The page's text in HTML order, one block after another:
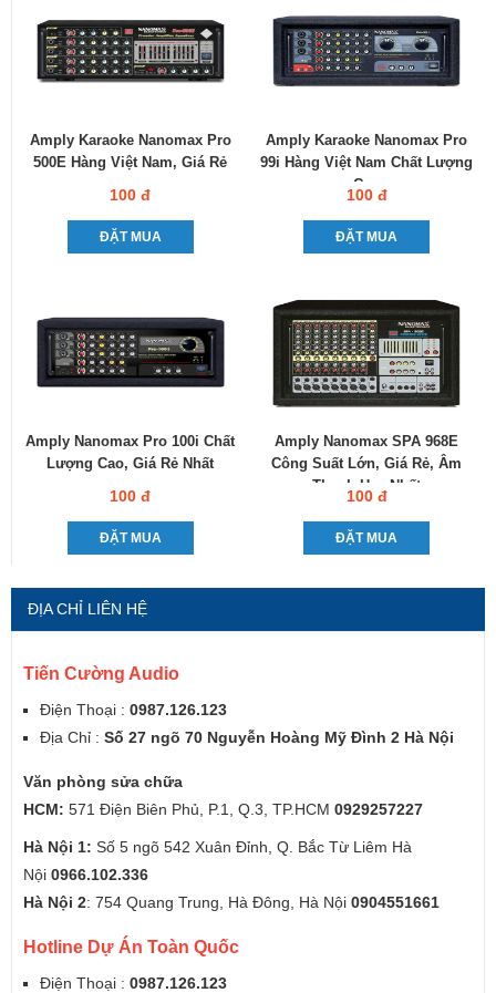
Amply Karaoke Nanomax Pro
500E Hàng Việt Nam, Giá Rẻ
100 đ
ĐẶT MUA
Amply Karaoke Nanomax Pro
99i Hàng Việt Nam Chất Lượng
Cao
100 đ
ĐẶT MUA
Amply Nanomax Pro 100i Chất
Lượng Cao, Giá Rẻ Nhất
100 đ
ĐẶT MUA
Amply Nanomax SPA 968E
Công Suất Lớn, Giá Rẻ, Âm
Thanh Hay Nhất
100 đ
ĐẶT MUA
ĐỊA CHỈ LIÊN HỆ
Tiến Cường Audio
Điện Thoại : 0987.126.123
Địa Chỉ : Số 27 ngõ 70 Nguyễn Hoàng Mỹ Đình 2 Hà Nội
Văn phòng sửa chữa
HCM: 571 Điện Biên Phủ, P.1, Q.3, TP.HCM 0929257227
Hà Nội 1: Số 5 ngõ 542 Xuân Đỉnh, Q. Bắc Từ Liêm Hà
Nội 0966.102.336
Hà Nội 2: 754 Quang Trung, Hà Đông, Hà Nội 0904551661
Hotline Dự Án Toàn Quốc
Điện Thoại : 0987.126.123